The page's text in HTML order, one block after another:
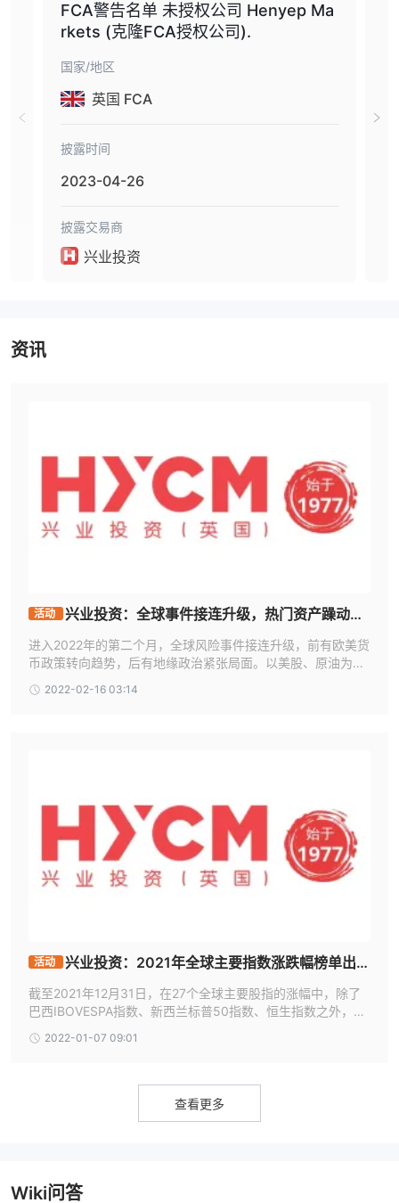
FCA警告名单 未授权公司 Henyep Ma
rkets (克隆FCA授权公司).
国家/地区
英国 FCA
披露时间
2023-04-26
披露交易商
兴业投资
资讯
活动
兴业投资：全球事件接连升级，热门资产躁动不
安
进入2022年的第二个月，全球风险事件接连升级，前有欧美货
币政策转向趋势，后有地缘政治紧张局面。以美股、原油为主
行情，全球金融市场震荡或将在所难免。
2022-02-16 03:14
活动
兴业投资：2021年全球主要指数涨跌幅榜单出
炉！
截至2021年12月31日，在27个全球主要股指的涨幅中，除了
巴西IBOVESPA指数、新西兰标普50指数、恒生指数之外，其
余指数在2021年内均录得正增长。
2022-01-07 09:01
查看更多
Wiki问答